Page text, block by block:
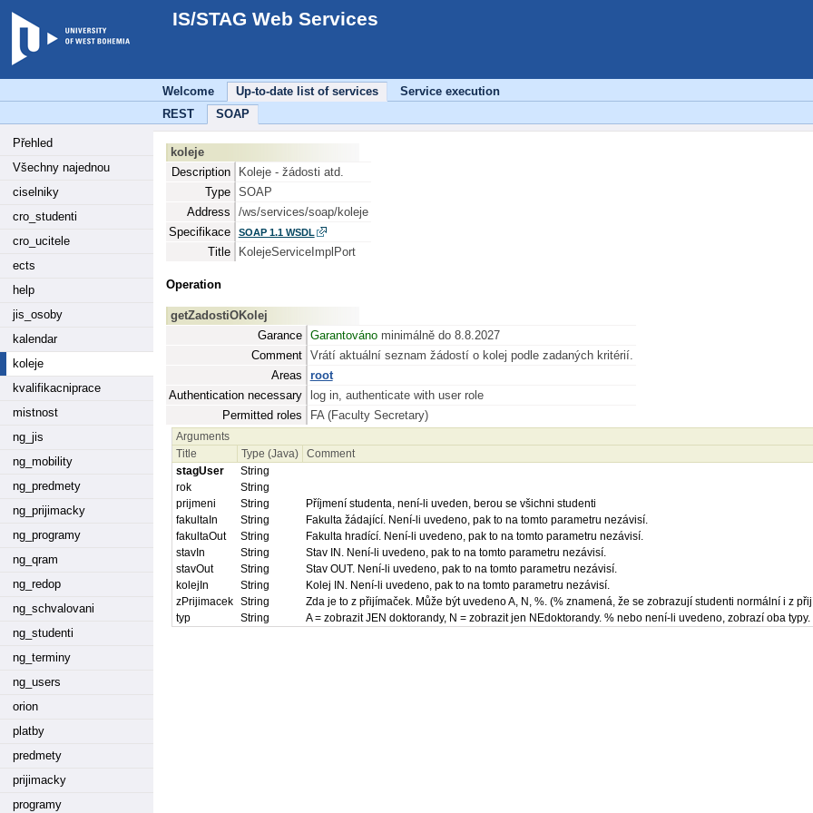
IS/STAG Web Services
Welcome Up-to-date list of services
Service execution
REST
SOAP
Přehled
Všechny najednou
ciselniky
cro_studenti
cro_ucitele
ects
help
jis_osoby
kalendar
koleje
kvalifikacniprace
mistnost
ng_jis
ng_mobility
ng_predmety
ng_prijimacky
ng_programy
ng_qram
ng_redop
ng_schvalovani
ng_studenti
ng_terminy
ng_users
orion
platby
predmety
prijimacky
programy
koleje
Description
Koleje - žádosti atd.
Type
SOAP
Address
/ws/services/soap/koleje
Specifikace
SOAP 1.1 WSDL
Title KolejeServiceImplPort
Operation
getZadostiOKolej
Garance
Garantovánominimálně do 8.8.2027
Comment
Vrátí aktuální seznam žádostí o kolej podle zadaných kritérií.
Areas
root
Authentication necessary
log in, authenticate with user role
Permitted roles
FA (Faculty Secretary)
Arguments
Title
Type (Java)
Comment
stagUser
String
rok
String
prijmeni
String
Příjmení studenta, není-li uveden, berou se všichni studenti
fakultaIn
String
Fakulta žádající. Není-li uvedeno, pak to na tomto parametru nezávisí.
fakultaOut
String
Fakulta hradící. Není-li uvedeno, pak to na tomto parametru nezávisí.
stavIn
String
Stav IN. Není-li uvedeno, pak to na tomto parametru nezávisí.
stavOut
String
Stav OUT. Není-li uvedeno, pak to na tomto parametru nezávisí.
kolejIn
String
Kolej IN. Není-li uvedeno, pak to na tomto parametru nezávisí.
zPrijimacek String
Zda je to z přijímaček. Může být uvedeno A, N, %. (% znamená, že se zobrazují studenti normální i z
typ
String A = zobrazit JEN doktorandy, N = zobrazit jen NEdoktorandy. % nebo není-li uvedeno, zobrazí oba typy.